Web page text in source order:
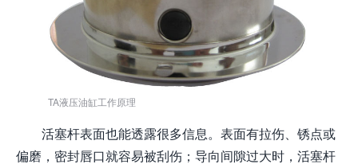
TA液压油缸工作原理
活塞杆表面也能透露很多信息。表面有拉伤、锈点或
偏磨，密封唇口就容易被刮伤；导向间隙过大时，活塞杆